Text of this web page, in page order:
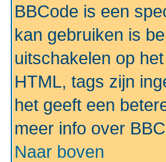
BBCode is een
kan gebruiken is
uitschakelen op
HTML, tags zijn
het geeft een
meer info over
Naar boven